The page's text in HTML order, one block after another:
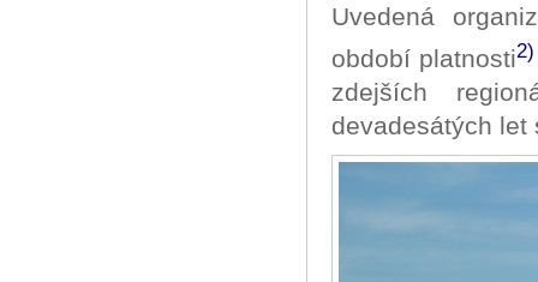
Uvedená
období platnosti2)
zdejších
devadesátých let